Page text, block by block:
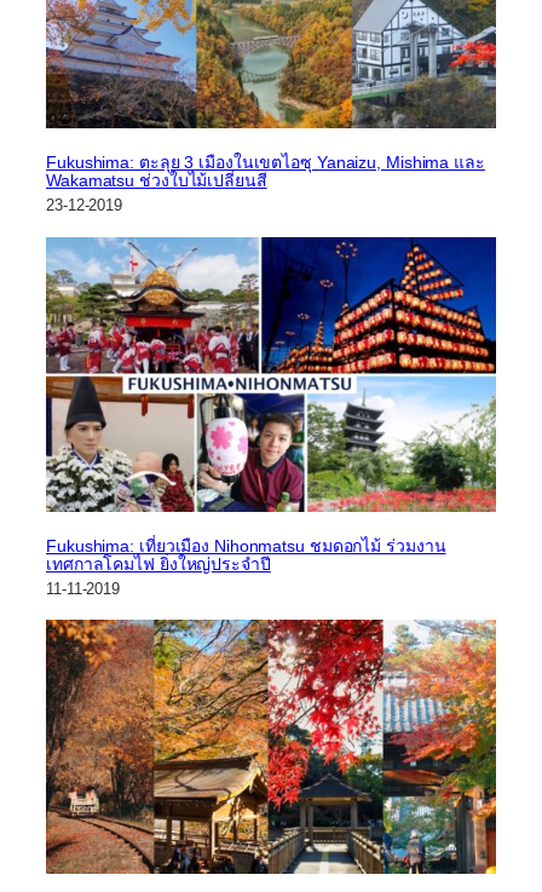
Fukushima: ตะลุย 3 เมืองในเขตไอซุ Yanaizu, Mishima และ
Wakamatsu ช่วงใบไม้เปลี่ยนสี
23-12-2019
Fukushima: เที่ยวเมือง Nihonmatsu ชมดอกไม้ ร่วมงาน
เทศกาลโคมไฟ ยิ่งใหญ่ประจำปี
11-11-2019